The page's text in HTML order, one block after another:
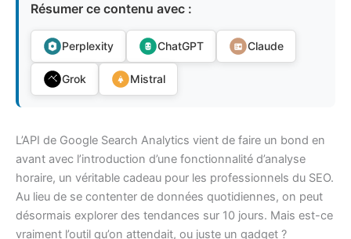
Résumer ce contenu avec :
Perplexity ChatGPT Claude
Grok Mistral
L’API de Google Search Analytics vient de faire un bond en
avant avec l’introduction d’une fonctionnalité d’analyse
horaire, un véritable cadeau pour les professionnels du SEO.
Au lieu de se contenter de données quotidiennes, on peut
désormais explorer des tendances sur 10 jours. Mais est-ce
vraiment l’outil qu’on attendait, ou juste un gadget ?